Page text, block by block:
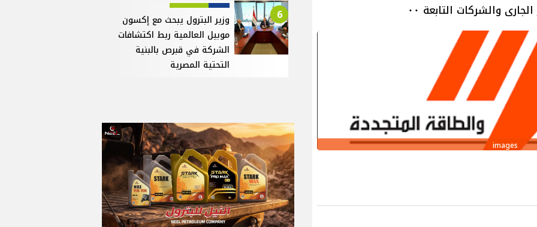
والشركات التابعة ٠٠
images
6
وزير البترول يبحث مع إكسون
موبيل العالمية ربط اكتشافات
الشركة في قبرص بالبنية
التحتية المصرية